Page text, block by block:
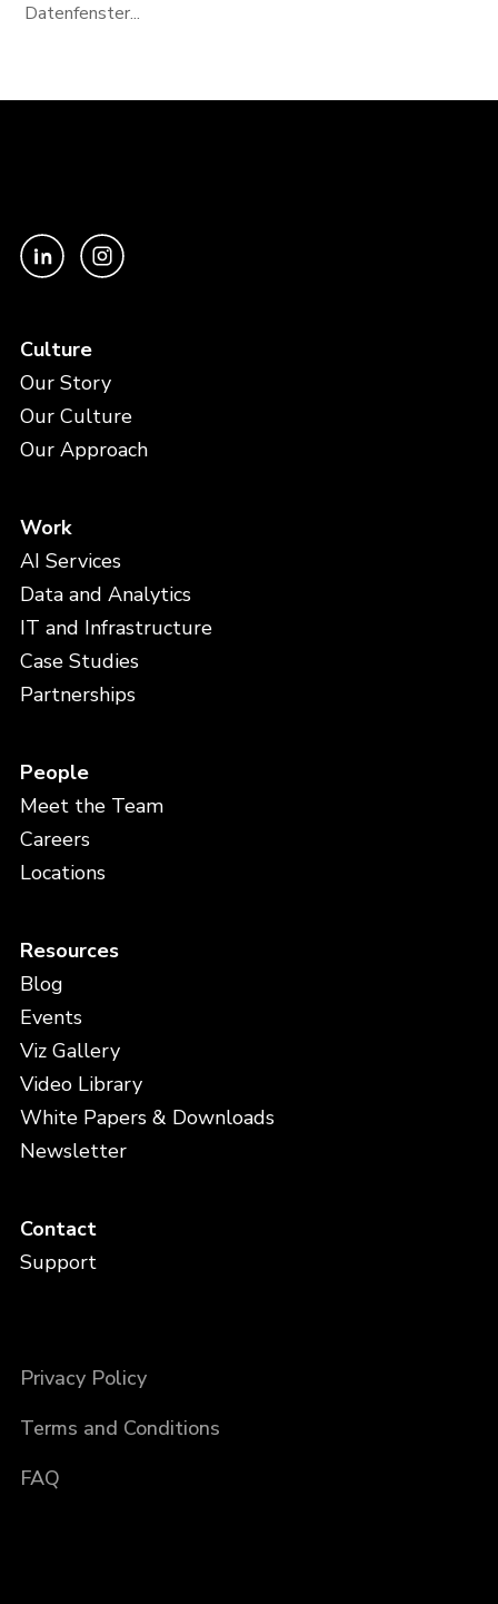
Datenfenster...
Culture
Our Story
Our Culture
Our Approach
Work
AI Services
Data and Analytics
IT and Infrastructure
Case Studies
Partnerships
People
Meet the Team
Careers
Locations
Resources
Blog
Events
Viz Gallery
Video Library
White Papers & Downloads
Newsletter
Contact
Support
Privacy Policy
Terms and Conditions
FAQ